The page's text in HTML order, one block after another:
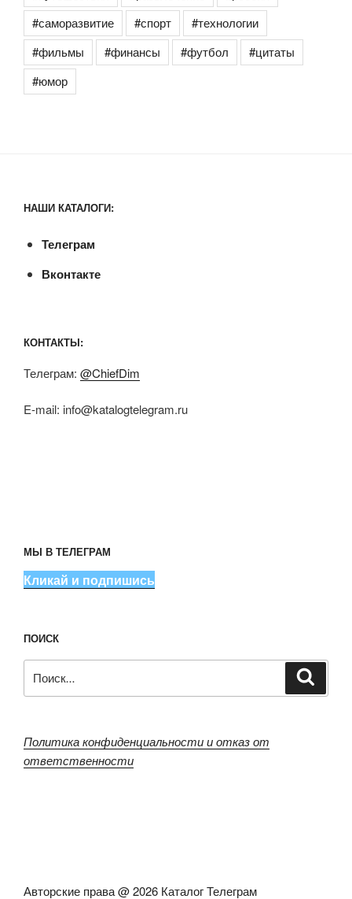
#саморазвитие
#спорт
#технологии
#фильмы
#финансы #футбол
#цитаты
#юмор
НАШИ КАТАЛОГИ:
Телеграм
Вконтакте
КОНТАКТЫ:
Телеграм: @ChiefDim
E-mail: info@katalogtelegram.ru
МЫ В ТЕЛЕГРАМ
Кликай и подпишись
ПОИСК
Политика конфиденциальности и отказ от
ответственности
Авторские права @ 2026 Каталог Телеграм